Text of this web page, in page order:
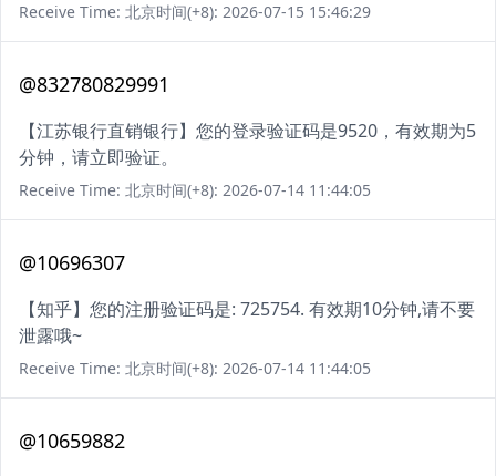
Receive Time: 北京时间(+8): 2026-07-15 15:46:29
@832780829991
【江苏银行直销银行】您的登录验证码是9520，有效期为5
分钟，请立即验证。
Receive Time: 北京时间(+8): 2026-07-14 11:44:05
@10696307
【知乎】您的注册验证码是: 725754. 有效期10分钟,请不要
泄露哦~
Receive Time: 北京时间(+8): 2026-07-14 11:44:05
@10659882